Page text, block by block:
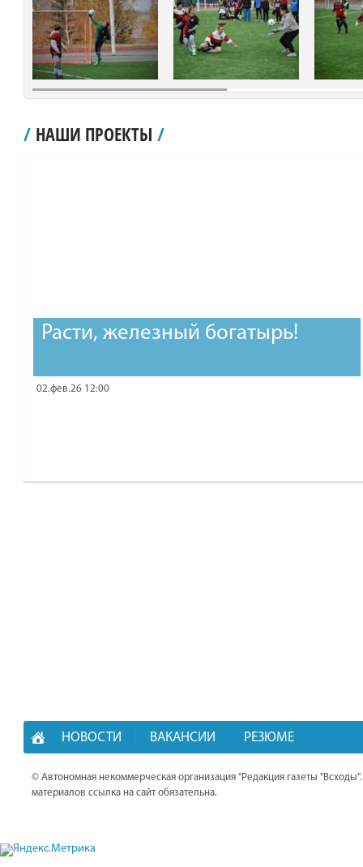
/ НАШИ ПРОЕКТЫ /
Расти, железный богатырь!
02.фев.26 12:00
НОВОСТИ ВАКАНСИИ РЕЗЮМЕ
© Автономная некоммерческая организация "Редакция газеты
материалов ссылка на сайт обязательна.